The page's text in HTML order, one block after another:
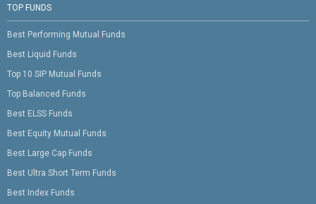
TOP FUNDS
Best Performing Mutual Funds
Best Liquid Funds
Top 10 SIP Mutual Funds
Top Balanced Funds
Best ELSS Funds
Best Equity Mutual Funds
Best Large Cap Funds
Best Ultra Short Term Funds
Best Index Funds